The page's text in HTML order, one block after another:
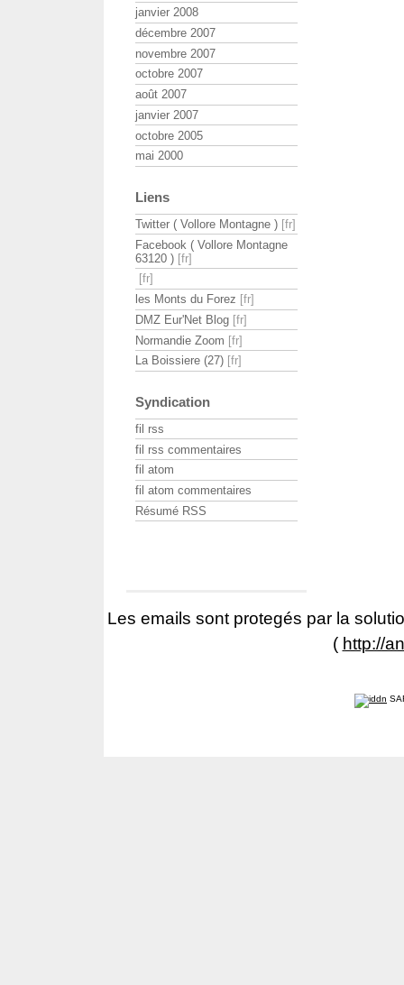
janvier 2008
décembre 2007
novembre 2007
octobre 2007
août 2007
janvier 2007
octobre 2005
mai 2000
Liens
Twitter ( Vollore Montagne )
Facebook ( Vollore Montagne
63120 )
les Monts du Forez
DMZ Eur'Net Blog
Normandie Zoom
La Boissiere (27)
Syndication
fil rss
fil rss commentaires
fil atom
fil atom commentaires
Résumé RSS
Les emails sont protegés par la
( http://